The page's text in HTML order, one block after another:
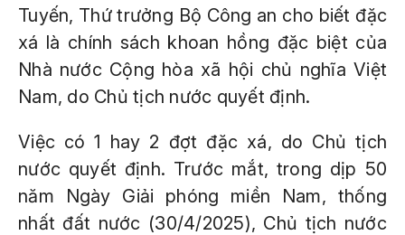
Tuyến, Thứ trưởng Bộ Công an cho biết đặc
xá là chính sách khoan hồng đặc biệt của
Nhà nước Cộng hòa xã hội chủ nghĩa Việt
Nam, do Chủ tịch nước quyết định.
Việc có 1 hay 2 đợt đặc xá, do Chủ tịch
nước quyết định. Trước mắt, trong dịp 50
năm Ngày Giải phóng miền Nam, thống
nhất đất nước (30/4/2025), Chủ tịch nước